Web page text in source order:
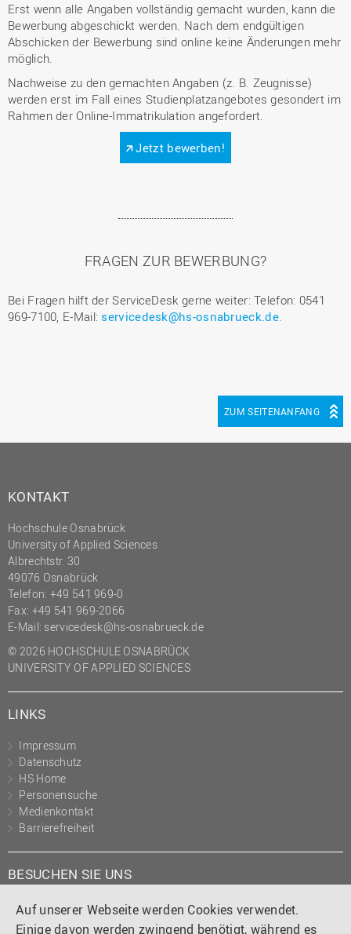
Auf unserer Webseite werden Cookies verwendet.
Einige davon werden zwingend benötigt, während es
Erst wenn alle Angaben vollständig gemacht wurden, kann die
Bewerbung abgeschickt werden. Nach dem endgültigen
Abschicken der Bewerbung sind online keine Änderungen mehr
möglich.
Nachweise zu den gemachten Angaben (z. B. Zeugnisse)
werden erst im Fall eines Studienplatzangebotes gesondert im
Rahmen der Online-Immatrikulation angefordert.
Jetzt bewerben!
FRAGEN ZUR BEWERBUNG?
Bei Fragen hilft der ServiceDesk gerne weiter: Telefon: 0541
969-7100, E-Mail:servicedesk@hs-osnabrueck.de.
ZUM SEITENANFANG
KONTAKT
Hochschule Osnabrück
University of Applied Sciences
Albrechtstr. 30
49076 Osnabrück
Telefon: +49 541 969-0
Fax: +49 541 969-2066
E-Mail: servicedesk@hs-osnabrueck.de
© 2026 HOCHSCHULE OSNABRÜCK
UNIVERSITY OF APPLIED SCIENCES
LINKS
Impressum
Datenschutz
HS Home
Personensuche
Medienkontakt
Barrierefreiheit
BESUCHEN SIE UNS
Instagram
TiktokLinkedIn
YouTube
Facebook